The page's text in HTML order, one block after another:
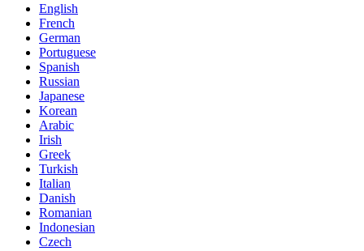
English
French
German
Portuguese
Spanish
Russian
Japanese
Korean
Arabic
Irish
Greek
Turkish
Italian
Danish
Romanian
Indonesian
Czech